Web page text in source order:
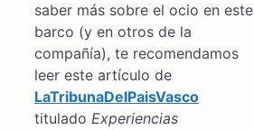
saber más sobre el ocio en este
barco (y en otros de la
compañía), te recomendamos
leer este artículo de
LaTribunaDelPaisVasco
titulado Experiencias